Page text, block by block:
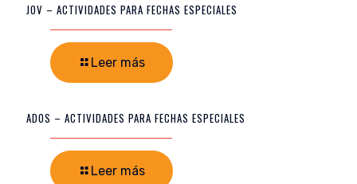
JOV – ACTIVIDADES PARA FECHAS ESPECIALES
Leer más
ADOS – ACTIVIDADES PARA FECHAS ESPECIALES
Leer más